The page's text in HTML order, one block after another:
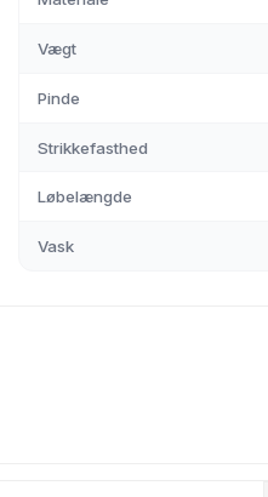
Vægt
Pinde
Strikkefasthed
Løbelængde
Vask